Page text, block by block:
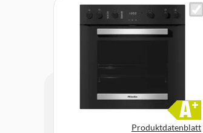
A+
Produktdatenblatt